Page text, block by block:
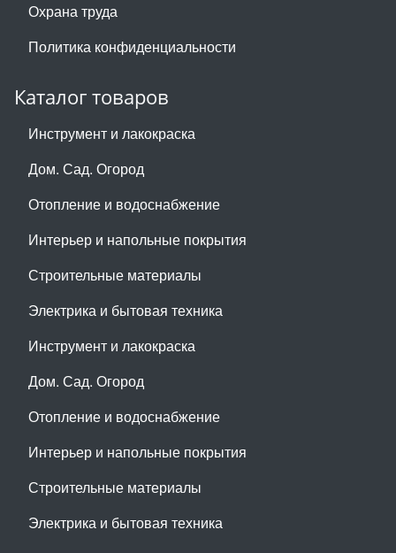
Охрана труда
Политика конфиденциальности
Каталог товаров
Инструмент и лакокраска
Дом. Сад. Огород
Отопление и водоснабжение
Интерьер и напольные покрытия
Строительные материалы
Электрика и бытовая техника
Инструмент и лакокраска
Дом. Сад. Огород
Отопление и водоснабжение
Интерьер и напольные покрытия
Строительные материалы
Электрика и бытовая техника